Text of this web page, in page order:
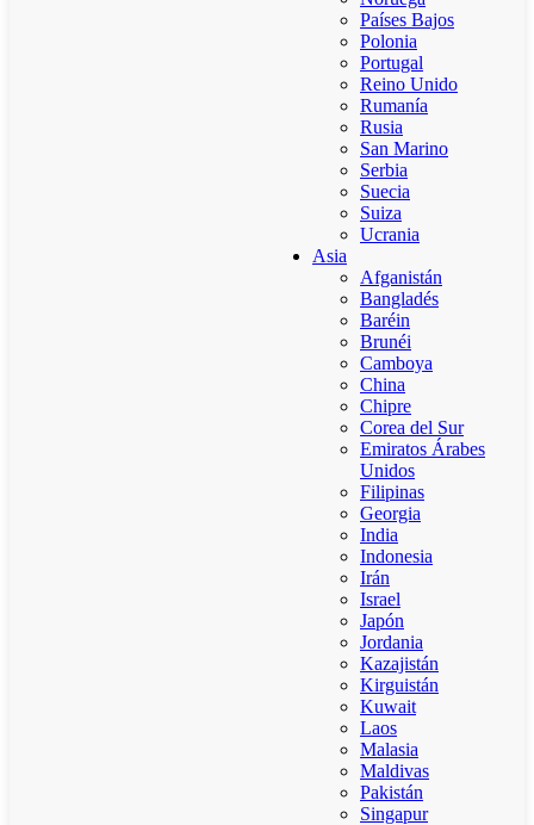
Países Bajos
Polonia
Portugal
Reino Unido
Rumanía
Rusia
San Marino
Serbia
Suecia
Suiza
Ucrania
Asia
Afganistán
Bangladés
Baréin
Brunéi
Camboya
China
Chipre
Corea del Sur
Emiratos Árabes
Unidos
Filipinas
Georgia
India
Indonesia
Irán
Israel
Japón
Jordania
Kazajistán
Kirguistán
Kuwait
Laos
Malasia
Maldivas
Pakistán
Singapur